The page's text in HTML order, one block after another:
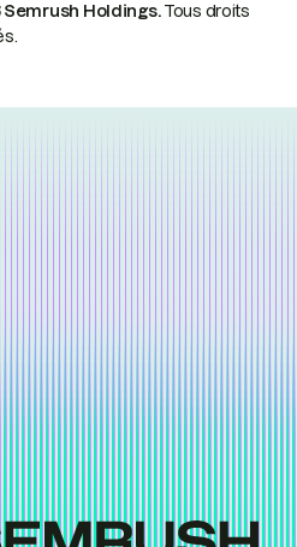
Semrush Holdings.Tous droits